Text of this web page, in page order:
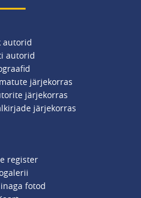
autorid
autorid
järjekorras
järjekorras
järjekorras
register
fotod